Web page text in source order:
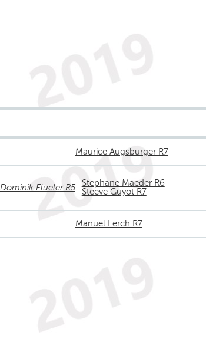
Maurice Augsburger R7
Dominik Flueler R5- Stephane Maeder R6
- Steeve Guyot R7
Manuel Lerch R7